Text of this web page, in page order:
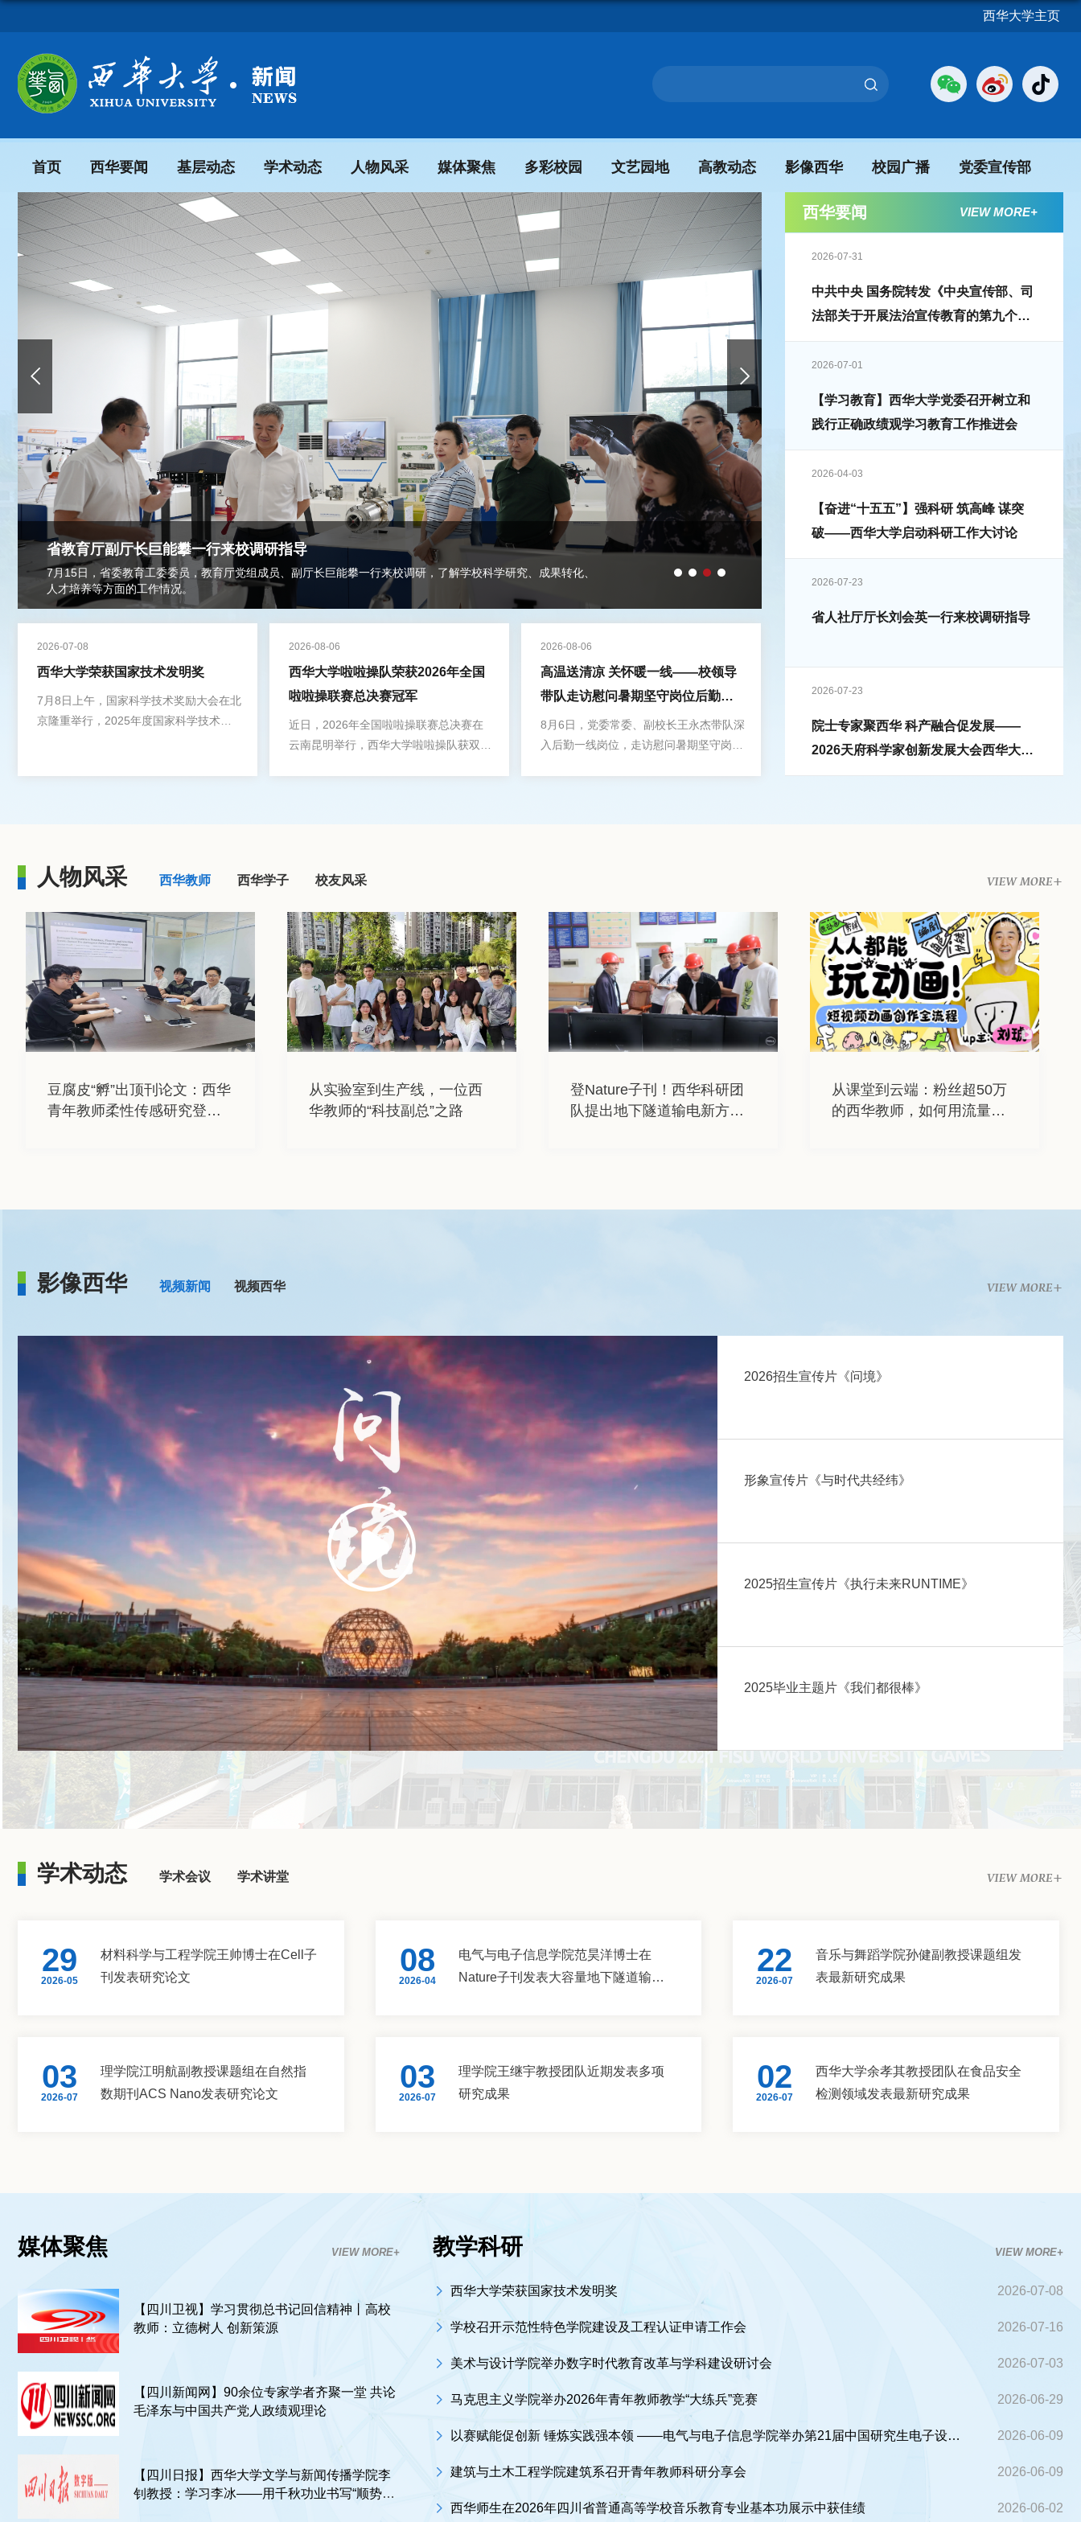
西华大学主页
首页 西华要闻 基层动态 学术动态 人物风采 媒体聚焦 多彩校园 文艺园地 高教动态 影像西华 校园广播 党委宣传部
省教育厅副厅长巨能攀一行来校调研指导
7月15日，省委教育工委委员，教育厅党组成员、副厅长巨能攀一行来校调研，了解学校科学研究、成果转化、
人才培养等方面的工作情况。
7月1日，西华大学在办公楼101会议室召开庆祝中国共产
2026-07-08
西华大学荣获国家技术发明奖
7月8日上午，国家科学技术奖励大会在北
京隆重举行，2025年度国家科学技术奖
2026-08-06
西华大学啦啦操队荣获2026年全国
啦啦操联赛总决赛冠军
近日，2026年全国啦啦操联赛总决赛在
云南昆明举行，西华大学啦啦操队获双人
2026-08-06
高温送清凉 关怀暖一线——校领导
带队走访慰问暑期坚守岗位后勤职
工
8月6日，党委常委、副校长王永杰带队深
入后勤一线岗位，走访慰问暑期坚守岗位
西华要闻 VIEW MORE+
2026-07-31
中共中央 国务院转发《中央宣传部、司
法部关于开展法治宣传教育的第九个五
年规划（2026－2030年）》
2026-07-01
【学习教育】西华大学党委召开树立和
践行正确政绩观学习教育工作推进会
2026-04-03
【奋进“十五五”】强科研 筑高峰 谋突
破——西华大学启动科研工作大讨论
2026-07-23
省人社厅厅长刘会英一行来校调研指导
2026-07-23
院士专家聚西华 科产融合促发展——
2026天府科学家创新发展大会西华大学
专场举行
人物风采 西华教师 西华学子 校友风采
豆腐皮“孵”出顶刊论文：西华
青年教师柔性传感研究登上
从实验室到生产线，一位西
华教师的“科技副总”之路
登Nature子刊！西华科研团
队提出地下隧道输电新方
从课堂到云端：粉丝超50万
的西华教师，如何用流量点
全力以赴的青春会闪闪发
光！来看西华毕业生的专属
深造率排名全校第一！这
个“学霸班级”是怎么炼成的？
斩获两项第一！西华大学啦
啦队闪耀全国锦标赛，成功
这些寝室，全员深造！
77.7%毕业生入职电力央企、
升学深造——来看西华电气
毕业六十载，写给母校的一
封信
优秀！西华校友荣获“全国劳
动模范”称号
文继涛校友，好样的！
影像西华 视频新闻 视频西华
2026招生宣传片《问境》
形象宣传片《与时代共经纬》
2025招生宣传片《执行未来RUNTIME》
2025毕业主题片《我们都很棒》
学术动态 学术会议 学术讲堂
29
2026-05
材料科学与工程学院王帅博士在Cell子
刊发表研究论文
08
2026-04
电气与电子信息学院范昊洋博士在
Nature子刊发表大容量地下隧道输电
22
2026-07
音乐与舞蹈学院孙健副教授课题组发
表最新研究成果
03
2026-07
理学院江明航副教授课题组在自然指
数期刊ACS Nano发表研究论文
03
2026-07
理学院王继宇教授团队近期发表多项
研究成果
02
2026-07
西华大学余孝其教授团队在食品安全
检测领域发表最新研究成果
媒体聚焦 VIEW MORE+
【四川卫视】学习贯彻总书记回信精神丨高校
教师：立德树人 创新策源
【四川新闻网】90余位专家学者齐聚一堂 共论
毛泽东与中国共产党人政绩观理论
【四川日报】西华大学文学与新闻传播学院李
钊教授：学习李冰——用千秋功业书写“顺势而
教学科研 VIEW MORE+
西华大学荣获国家技术发明奖 2026-07-08
学校召开示范性特色学院建设及工程认证申请工作会 2026-07-16
美术与设计学院举办数字时代教育改革与学科建设研讨会 2026-07-03
马克思主义学院举办2026年青年教师教学“大练兵”竞赛 2026-06-29
以赛赋能促创新 锤炼实践强本领 ——电气与电子信息学院举办第21届中国研究生电子设计竞赛校内选拔赛培训会 2026-06-09
建筑与土木工程学院建筑系召开青年教师科研分享会 2026-06-09
西华师生在2026年四川省普通高等学校音乐教育专业基本功展示中获佳绩 2026-06-02